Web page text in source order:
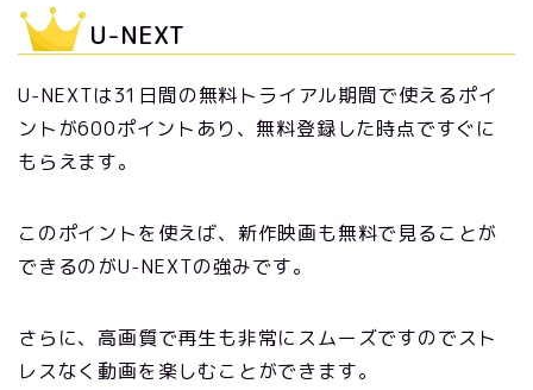
U-NEXT
U-NEXTは31日間の無料トライアル期間で使えるポイ
ントが600ポイントあり、無料登録した時点ですぐに
もらえます。
このポイントを使えば、新作映画も無料で見ることが
できるのがU-NEXTの強みです。
さらに、高画質で再生も非常にスムーズですのでスト
レスなく動画を楽しむことができます。